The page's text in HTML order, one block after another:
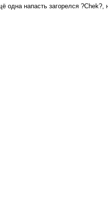
одна напасть загорелся ?Chek?,